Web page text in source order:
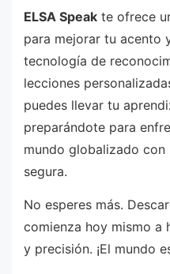
ELSA Speak te ofrece
para mejorar tu acento
tecnología de
lecciones
puedes llevar tu
preparándote para
mundo globalizado
segura.
No esperes más.
comienza hoy mismo a
y precisión. ¡El mundo